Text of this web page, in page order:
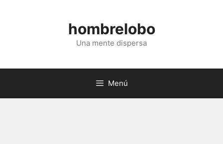
hombrelobo
Una mente dispersa
Menú